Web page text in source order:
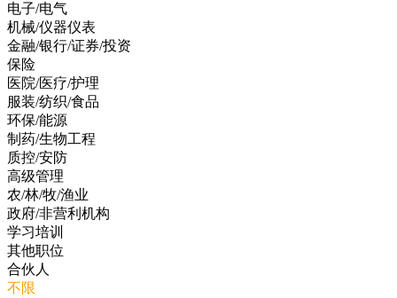
电子/电气
机械/仪器仪表
金融/银行/证券/投资
保险
医院/医疗/护理
服装/纺织/食品
环保/能源
制药/生物工程
质控/安防
高级管理
农/林/牧/渔业
政府/非营利机构
学习培训
其他职位
合伙人
不限